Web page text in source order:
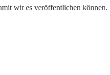
wir es veröffentlichen